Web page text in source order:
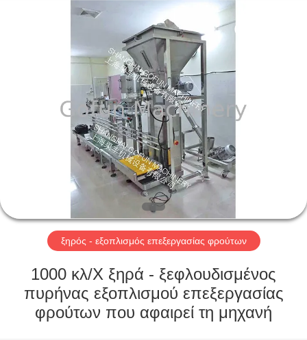
ΠΡΟΪΌΝΤΑ
ΕΜΦΆΝΙΣΗ
VR
ΠΕΡΊΠΟΥ
ΕΜΕΊΣ
ξηρός - εξοπλισμός επεξεργασίας φρούτων
1000 κλ/Χ ξηρά - ξεφλουδισμένος
πυρήνας εξοπλισμού επεξεργασίας
φρούτων που αφαιρεί τη μηχανή